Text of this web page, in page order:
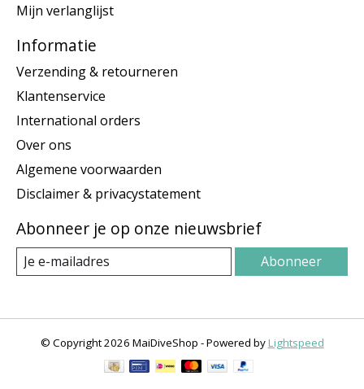
Mijn verlanglijst
Informatie
Verzending & retourneren
Klantenservice
International orders
Over ons
Algemene voorwaarden
Disclaimer & privacystatement
Abonneer je op onze nieuwsbrief
Abonneer
© Copyright 2026 MaiDiveShop - Powered byLightspeed